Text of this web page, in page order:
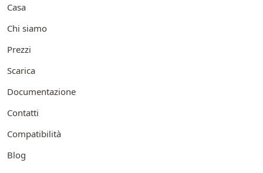
Casa
Chi siamo
Prezzi
Scarica
Documentazione
Contatti
Compatibilità
Blog